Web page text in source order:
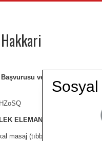
ve Ön Kayıt için;
ELEMANI TANIMI
masaj (tıbbi masaj) genel
Sosyal